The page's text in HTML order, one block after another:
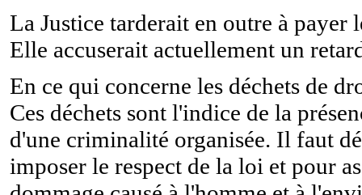
La Justice tarderait en outre à payer
Elle accuserait actuellement un
En ce qui concerne les déchets de
Ces déchets sont l'indice de la
d'une criminalité organisée. Il faut
imposer le respect de la loi et pour